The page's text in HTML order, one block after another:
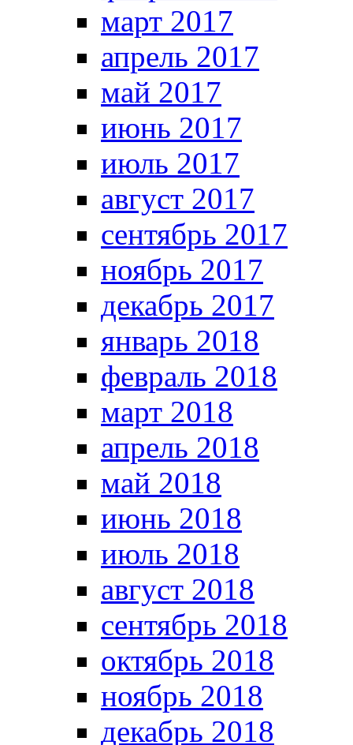
март 2017
апрель 2017
май 2017
июнь 2017
июль 2017
август 2017
сентябрь 2017
ноябрь 2017
декабрь 2017
январь 2018
февраль 2018
март 2018
апрель 2018
май 2018
июнь 2018
июль 2018
август 2018
сентябрь 2018
октябрь 2018
ноябрь 2018
декабрь 2018